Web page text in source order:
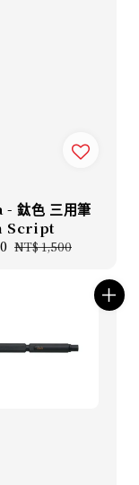
鈦色 三用筆
Script
Regular
NT$ 1,500